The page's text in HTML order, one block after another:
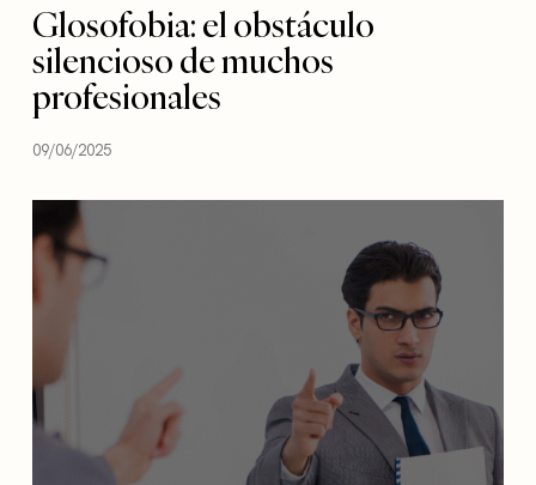
Glosofobia: el obstáculo
silencioso de muchos
profesionales
09/06/2025